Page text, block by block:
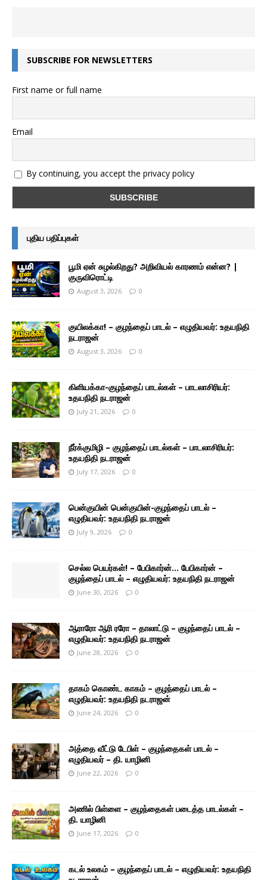
SUBSCRIBE FOR NEWSLETTERS
First name or full name
Email
By continuing, you accept the privacy policy
புதிய பதிப்புகள்
பூமி ஏன் சுழல்கிறது? அறிவியல் காரணம் என்ன? |
குருவிரொட்டி
August 3, 2026 0
குயிலக்கா! – குழந்தைப் பாடல் – எழுதியவர்: உதயநிதி
நடராஜன்
August 3, 2026 0
கிளியக்கா-குழந்தைப் பாடல்கள் – பாடலாசிரியர்:
உதயநிதி நடராஜன்
July 21, 2026 0
நீர்க்குமிழி – குழந்தைப் பாடல்கள் – பாடலாசிரியர்:
உதயநிதி நடராஜன்
July 17, 2026 0
பென்குயின் பென்குயின்-குழந்தைப் பாடல் –
எழுதியவர்: உதயநிதி நடராஜன்
July 9, 2026 0
செல்ல பெயர்கள்! – பேபிகார்ன்… பேபிகார்ன் –
குழந்தைப் பாடல் – எழுதியவர்: உதயநிதி நடராஜன்
June 30, 2026 0
ஆராரோ ஆரி ரரோ – தாலாட்டு – குழந்தைப் பாடல் –
எழுதியவர்: உதயநிதி நடராஜன்
June 28, 2026 0
தாகம் கொண்ட காகம் – குழந்தைப் பாடல் –
எழுதியவர்: உதயநிதி நடராஜன்
June 24, 2026 0
அத்தை வீட்டு டேபிள் – குழந்தைகள் பாடல் –
எழுதியவர் – தி. யாழினி
June 22, 2026 0
அணில் பிள்ளை – குழந்தைகள் படைத்த பாடல்கள் –
தி. யாழினி
June 17, 2026 0
கடல் உலகம் – குழந்தைப் பாடல் – எழுதியவர்: உதயநிதி